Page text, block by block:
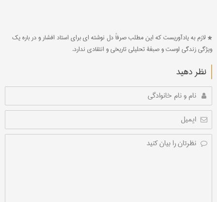
* لازم به یادآوریست که این مطلب صرفاً دل نوشته ای برای استاد افشار و در باره یک
ویژگی زندگی اوست و صبغۀ تحلیلی تاریخی و انتقادی ندارد.
نظر دهید